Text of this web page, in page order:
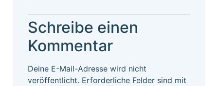
Schreibe einen
Kommentar
Deine E-Mail-Adresse wird nicht
veröffentlicht. Erforderliche Felder sind mit